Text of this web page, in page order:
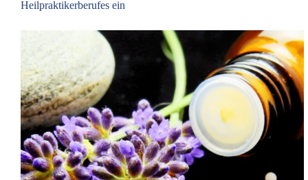
Heilpraktikerberufes ein